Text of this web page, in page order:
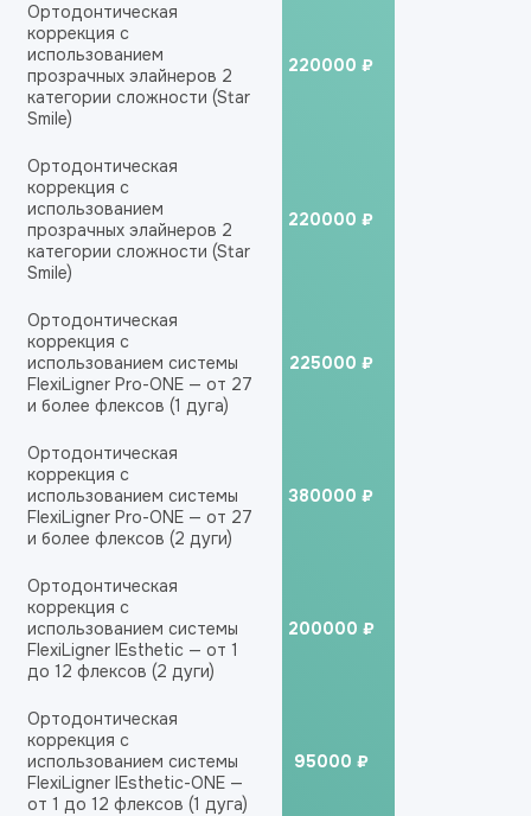
Ортодонтическая
коррекция с
использованием
прозрачных элайнеров 2
категории сложности (Star
Smile)
220000 ₽
Ортодонтическая
коррекция с
использованием
прозрачных элайнеров 2
категории сложности (Star
Smile)
220000 ₽
Ортодонтическая
коррекция с
использованием системы
FlexiLigner Pro-ONE — от 27
и более флексов (1 дуга)
225000 ₽
Ортодонтическая
коррекция с
использованием системы
FlexiLigner Pro-ONE — от 27
и более флексов (2 дуги)
380000 ₽
Ортодонтическая
коррекция с
использованием системы
FlexiLigner lEsthetic — от 1
до 12 флексов (2 дуги)
200000 ₽
Ортодонтическая
коррекция с
использованием системы
FlexiLigner lEsthetic-ONE —
от 1 до 12 флексов (1 дуга)
95000 ₽